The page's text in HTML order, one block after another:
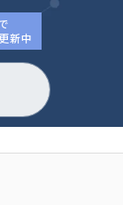
ック
新中